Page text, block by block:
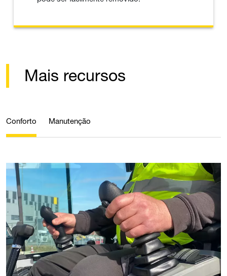
Mais recursos
Conforto Manutenção